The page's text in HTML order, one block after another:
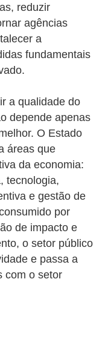
reduzir
agências
a
fundamentais
a qualidade do
depende apenas
O Estado
áreas que
da economia:
tecnologia,
e gestão de
por
de impacto e
o setor público
e passa a
com o setor